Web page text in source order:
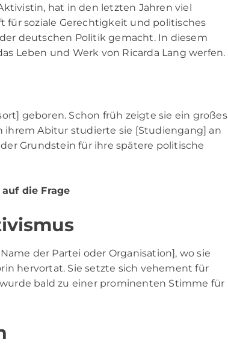
hat in den letzten Jahren viel
für soziale Gerechtigkeit und politisches
deutschen Politik gemacht. In diesem
Leben und Werk von Ricarda Lang werfen.
geboren. Schon früh zeigte sie ein großes
ihrem Abitur studierte sie [Studiengang] an
Grundstein für ihre spätere politische
die Frage
der Partei oder Organisation], wo sie
hervortat. Sie setzte sich vehement für
bald zu einer prominenten Stimme für